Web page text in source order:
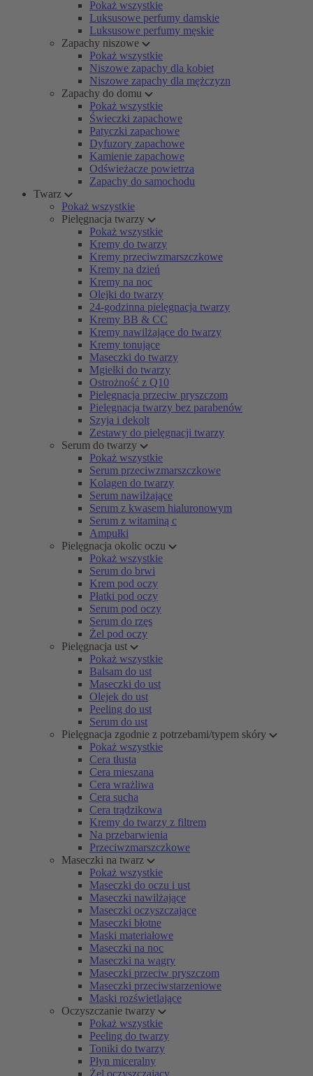
Pokaż wszystkie
Luksusowe perfumy damskie
Luksusowe perfumy męskie
Zapachy niszowe
Pokaż wszystkie
Niszowe zapachy dla kobiet
Niszowe zapachy dla mężczyzn
Zapachy do domu
Pokaż wszystkie
Świeczki zapachowe
Patyczki zapachowe
Dyfuzory zapachowe
Kamienie zapachowe
Odświeżacze powietrza
Zapachy do samochodu
Twarz
Pokaż wszystkie
Pielęgnacja twarzy
Pokaż wszystkie
Kremy do twarzy
Kremy przeciwzmarszczkowe
Kremy na dzień
Kremy na noc
Olejki do twarzy
24-godzinna pielęgnacja twarzy
Kremy BB & CC
Kremy nawilżające do twarzy
Kremy tonujące
Maseczki do twarzy
Mgiełki do twarzy
Ostrożność z Q10
Pielęgnacja przeciw pryszczom
Pielęgnacja twarzy bez parabenów
Szyja i dekolt
Zestawy do pielęgnacji twarzy
Serum do twarzy
Pokaż wszystkie
Serum przeciwzmarszczkowe
Kolagen do twarzy
Serum nawilżające
Serum z kwasem hialuronowym
Serum z witaminą c
Ampułki
Pielęgnacja okolic oczu
Pokaż wszystkie
Serum do brwi
Krem pod oczy
Płatki pod oczy
Serum pod oczy
Serum do rzęs
Żel pod oczy
Pielęgnacja ust
Pokaż wszystkie
Balsam do ust
Maseczki do ust
Olejek do ust
Peeling do ust
Serum do ust
Pielęgnacja zgodnie z potrzebami/typem skóry
Pokaż wszystkie
Cera tłusta
Cera mieszana
Cera wrażliwa
Cera sucha
Cera trądzikowa
Kremy do twarzy z filtrem
Na przebarwienia
Przeciwzmarszczkowe
Maseczki na twarz
Pokaż wszystkie
Maseczki do oczu i ust
Maseczki nawilżające
Maseczki oczyszczające
Maseczki błotne
Maski materiałowe
Maseczki na noc
Maseczki na wągry
Maseczki przeciw pryszczom
Maseczki przeciwstarzeniowe
Maski rozświetlające
Oczyszczanie twarzy
Pokaż wszystkie
Peeling do twarzy
Toniki do twarzy
Płyn miceralny
Żel oczyszczający